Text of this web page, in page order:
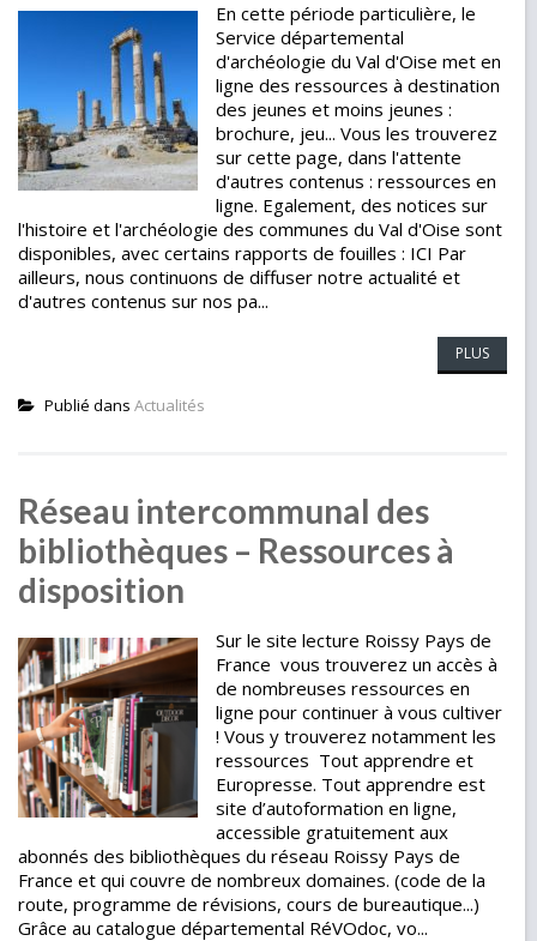
En cette période particulière, le
Service départemental
d'archéologie du Val d'Oise met en
ligne des ressources à destination
des jeunes et moins jeunes :
brochure, jeu... Vous les trouverez
sur cette page, dans l'attente
d'autres contenus : ressources en
ligne. Egalement, des notices sur
l'histoire et l'archéologie des communes du Val d'Oise sont
disponibles, avec certains rapports de fouilles : ICI Par
ailleurs, nous continuons de diffuser notre actualité et
d'autres contenus sur nos pa...
PLUS
Publié dans Actualités
Réseau intercommunal des
bibliothèques – Ressources à
disposition
Sur le site lecture Roissy Pays de
France vous trouverez un accès à
de nombreuses ressources en
ligne pour continuer à vous cultiver
! Vous y trouverez notamment les
ressources Tout apprendre et
Europresse. Tout apprendre est
site d’autoformation en ligne,
accessible gratuitement aux
abonnés des bibliothèques du réseau Roissy Pays de
France et qui couvre de nombreux domaines. (code de la
route, programme de révisions, cours de bureautique...)
Grâce au catalogue départemental RéVOdoc, vo...